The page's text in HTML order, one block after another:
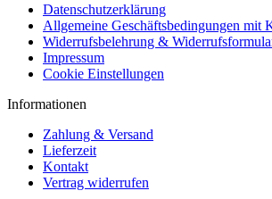
Datenschutzerklärung
Allgemeine Geschäftsbedingungen mit
Widerrufsbelehrung &
Impressum
Cookie Einstellungen
Informationen
Zahlung & Versand
Lieferzeit
Kontakt
Vertrag widerrufen